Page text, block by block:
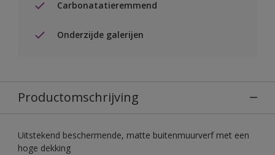
Carbonatatieremmend
Onderzijde galerijen
Productomschrijving
Uitstekend beschermende, matte buitenmuurverf met een
hoge dekking